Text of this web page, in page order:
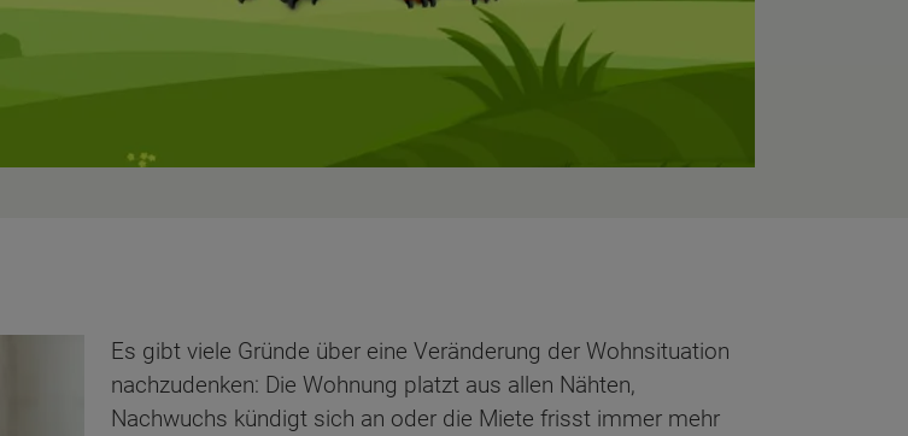
Es gibt viele Gründe über eine Veränderung der Wohnsituation
nachzudenken: Die Wohnung platzt aus allen Nähten,
Nachwuchs kündigt sich an oder die Miete frisst immer mehr